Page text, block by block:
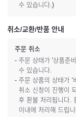
수 있습니다.)
취소/교환/반품 안내
주문 취소
- 주문 상태가 '상품준
수 있습니다.
- 주문 상품의 상태가 ‘
취소 신청이 진행이
후 환불 처리됩니다.
이내에 처리해 드립니